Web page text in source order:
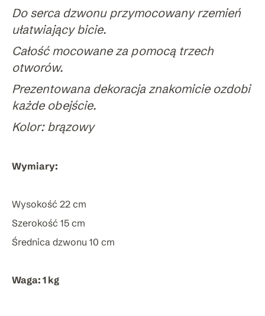
Do serca dzwonu przymocowany rzemień
ułatwiający bicie.
Całość mocowane za pomocą trzech
otworów.
Prezentowana dekoracja znakomicie ozdobi
każde obejście.
Kolor: brązowy
Wymiary:
Wysokość 22 cm
Szerokość 15 cm
Średnica dzwonu 10 cm
Waga: 1 kg